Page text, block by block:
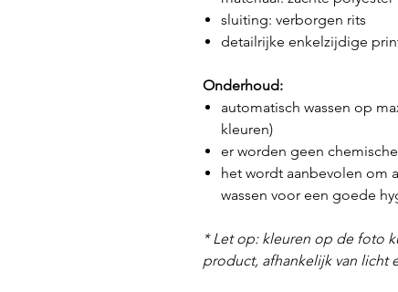
sluiting: verborgen rits
detailrijke enkelzijdige
Onderhoud:
automatisch wassen op
kleuren)
er worden geen
het wordt aanbevolen om
wassen voor een goede
* Let op: kleuren op de foto
product, afhankelijk van licht